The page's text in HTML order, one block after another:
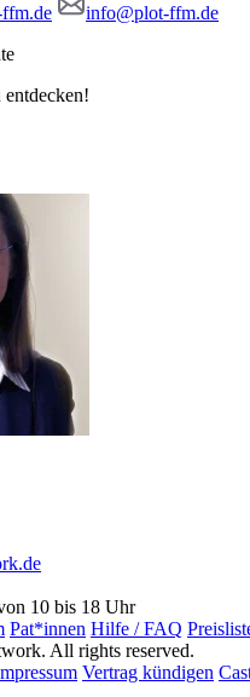
info@plot-ffm.de
entdecken!
10 bis 18 Uhr
Pat*innen Hilfe / FAQ
All rights reserved.
Vertrag kündigen